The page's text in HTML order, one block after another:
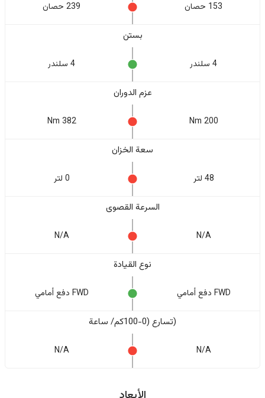
153 حصان 239 حصان
بستن
4 سلندر 4 سلندر
عزم الدوران
200 Nm
382 Nm
سعة الخزان
48 لتر 0 لتر
السرعة القصوى
N/A
N/A
نوع القيادة
FWD دفع أمامي FWD دفع أمامي
(تسارع (0-100كم/ ساعة
N/A
N/A